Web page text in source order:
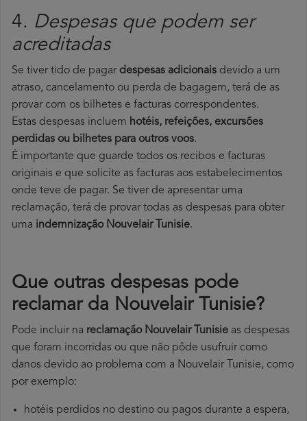
4. Despesas que podem ser
acreditadas
Se tiver tido de pagardespesas adicionais devido a um
atraso, cancelamento ou perda de bagagem, terá de as
provar com os bilhetes e facturas correspondentes.
Estas despesas incluem hotéis, refeições, excursões
perdidas ou bilhetes para outros voos.
É importante que guarde todos os recibos e facturas
originais e que solicite as facturas aos estabelecimentos
onde teve de pagar. Se tiver de apresentar uma
reclamação, terá de provar todas as despesas para obter
uma indemnização Nouvelair Tunisie.
Que outras despesas pode
reclamar da Nouvelair Tunisie?
Pode incluir na reclamação Nouvelair Tunisie as despesas
que foram incorridas ou que não pôde usufruir como
danos devido ao problema com a Nouvelair Tunisie, como
por exemplo:
hotéis perdidos no destino ou pagos durante a espera,